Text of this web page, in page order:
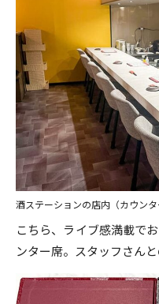
酒ステーションの店内（カウンタ
こちら、ライブ感満載で
ンター席。スタッフさんと